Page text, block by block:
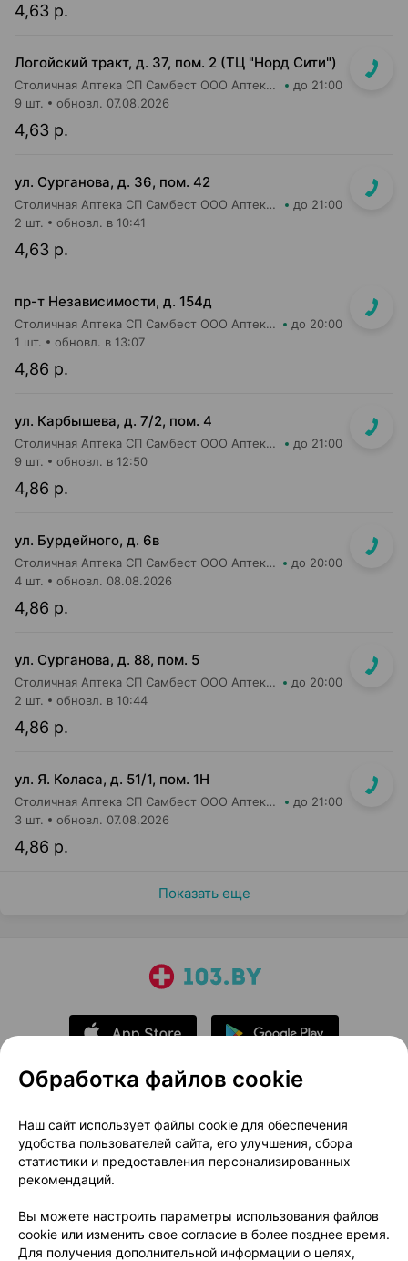
4,63 р.
Логойский тракт, д. 37, пом. 2 (ТЦ "Норд Сити")
Столичная Аптека СП Самбест ООО Аптека №9 до 21:00
4,63 р.
9 шт. обновл. 07.08.2026
ул. Сурганова, д. 36, пом. 42
Столичная Аптека СП Самбест ООО Аптека №21 до 21:00
4,63 р.
2 шт. обновл. в 10:41
пр-т Независимости, д. 154д
Столичная Аптека СП Самбест ООО Аптека №28 до 20:00
4,86 р.
1 шт. обновл. в 13:07
ул. Карбышева, д. 7/2, пом. 4
Столичная Аптека СП Самбест ООО Аптека №15 до 21:00
4,86 р.
9 шт. обновл. в 12:50
ул. Бурдейного, д. 6в
Столичная Аптека СП Самбест ООО Аптека №23 до 20:00
4,86 р.
4 шт. обновл. 08.08.2026
ул. Сурганова, д. 88, пом. 5
Столичная Аптека СП Самбест ООО Аптека №3 до 20:00
4,86 р.
2 шт. обновл. в 10:44
ул. Я. Коласа, д. 51/1, пом. 1Н
Столичная Аптека СП Самбест ООО Аптека №1 до 21:00
4,86 р.
3 шт. обновл. 07.08.2026
Показать еще
О проекте
Новости проекта
Размещение рекламы
Медицинский маркетинг
Публичный договор
Доставка
Способы оплаты
Вакансии
Партнеры
Написать руководителю 103.by
Обработка файлов cookie
Наш сайт использует файлы cookie для обеспечения
удобства пользователей сайта, его улучшения, сбора
статистики и предоставления персонализированных
рекомендаций.
Вы можете настроить параметры использования файлов
cookie или изменить свое согласие в более позднее время.
Для получения дополнительной информации о целях,